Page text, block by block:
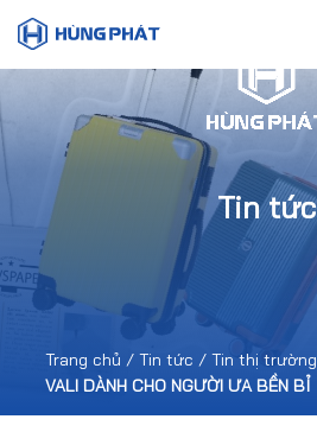
Tin tức
Trang chủ / Tin tức / Tin thị trường
VALI DÀNH CHO NGƯỜI ƯA BỀN BỈ